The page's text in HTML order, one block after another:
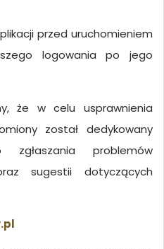
przed uruchomieniem
logowania po jego
że w celu usprawnienia
został dedykowany
problemów
sugestii dotyczących